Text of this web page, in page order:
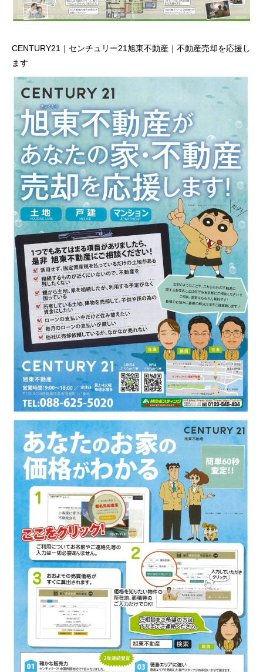
CENTURY21｜センチュリー21旭東不動産｜不動産売却を応援し
ます